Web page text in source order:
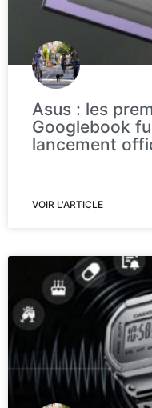
Asus : les
Googlebook
lancement
VOIR L'ARTICLE